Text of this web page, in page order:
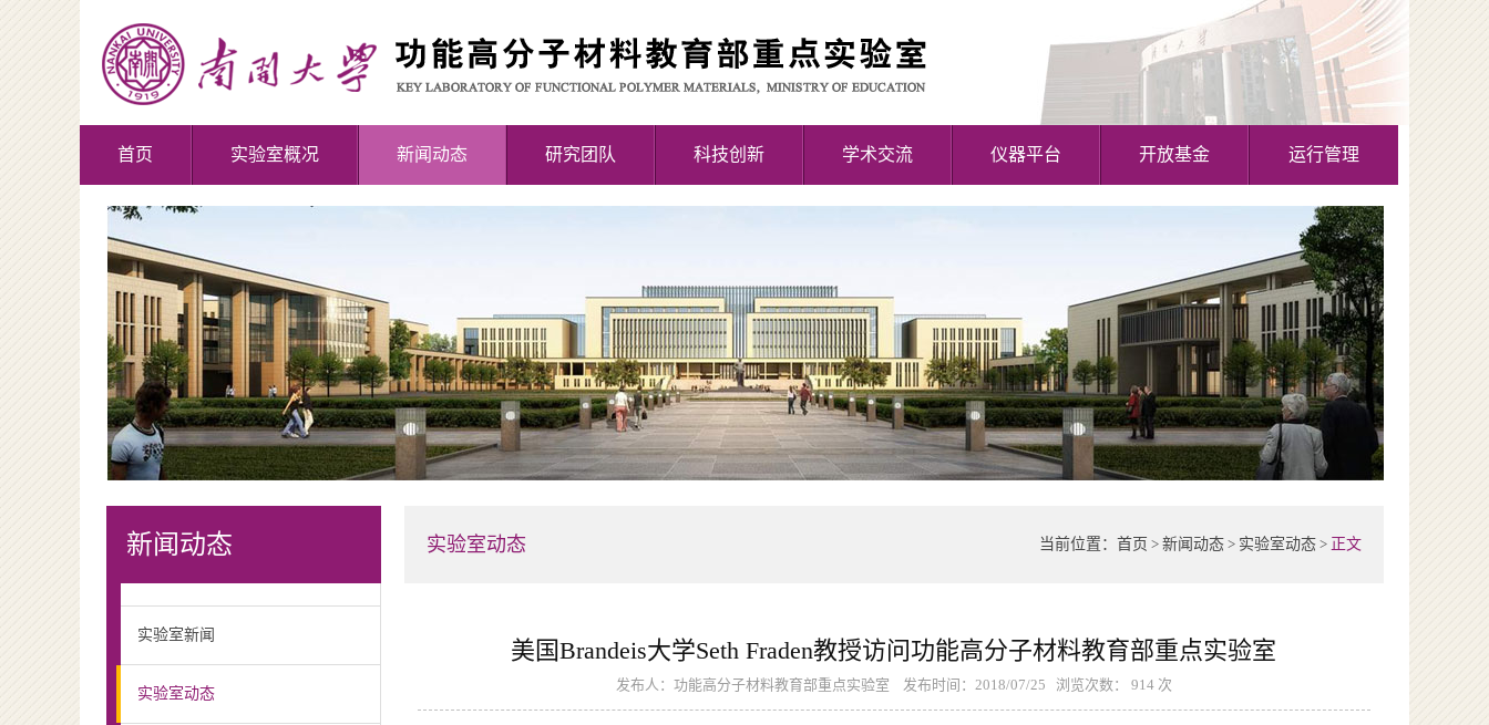
首页 实验室概况 新闻动态 研究团队 科技创新 学术交流 仪器平台 开放基金 运行管理
新闻动态
实验室新闻
实验室动态
实验室动态 当前位置： 首页 > 新闻动态> 实验室动态> 正文
美国Brandeis大学Seth Fraden教授访问功能高分子材料教育部重点实验室
发布人：功能高分子材料教育部重点实验室 发布时间：2018/07/25 浏览次数： 914次